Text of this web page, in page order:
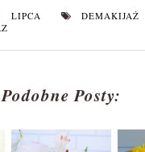
LIPCA DEMAKIJAŻ
Podobne Posty: